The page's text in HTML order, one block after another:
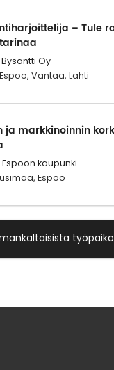
– Tule
Bysantti Oy
Vantaa, Lahti
ja markkinoinnin
Espoon kaupunki
Espoo